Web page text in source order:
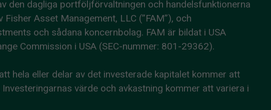
den dagliga portföljförvaltningen och handelsfunktionerna
Asset Management, LLC (”FAM”), och
och sådana koncernbolag. FAM är bildat i USA
Commission i USA (SEC-nummer: 801-29362).
hela eller delar av det investerade kapitalet kommer att
värde och avkastning kommer att variera i